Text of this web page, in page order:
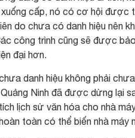
cấp, nó có cơ hội được
do chưa có danh hiệu nên
công trình cũng sẽ được
đại hơn.
danh hiệu không phải
Ninh đã được dừng lại
lịch sử văn hóa cho nhà
toàn có thể biến nhà máy